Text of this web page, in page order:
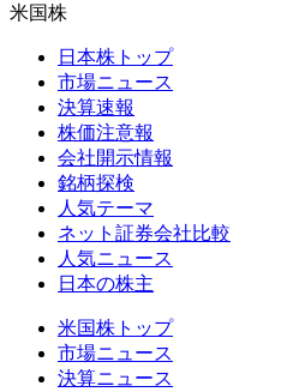
米国株
日本株トップ
市場ニュース
決算速報
株価注意報
会社開示情報
銘柄探検
人気テーマ
ネット証券会社比較
人気ニュース
日本の株主
米国株トップ
市場ニュース
決算ニュース